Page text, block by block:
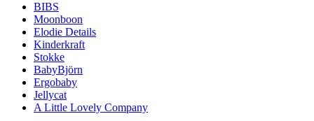
BIBS
Moonboon
Elodie Details
Kinderkraft
Stokke
BabyBjörn
Ergobaby
Jellycat
A Little Lovely Company